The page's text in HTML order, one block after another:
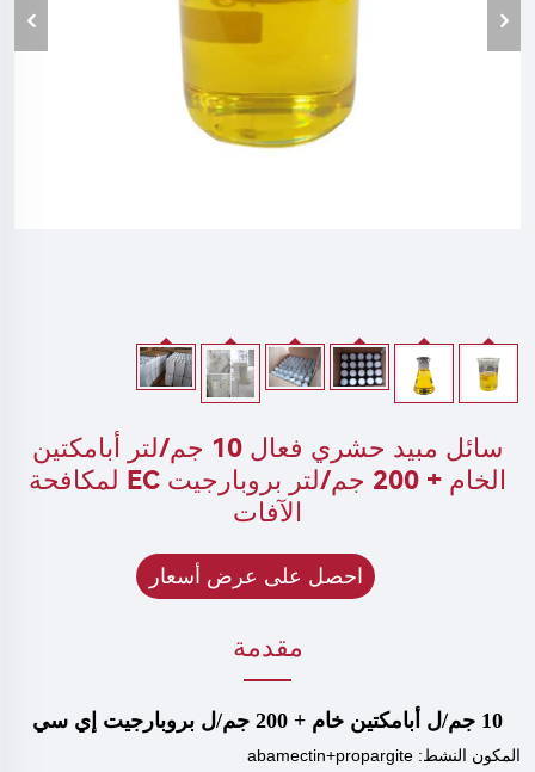
سائل مبيد حشري فعال 10 جم/لتر أبامكتين
الخام + 200 جم/لتر بروبارجيت EC لمكافحة
الآفات
احصل على عرض أسعار
مقدمة
10 جم/ل أبامكتين خام + 200 جم/ل بروبارجيت إي سي
المكون النشط: abamectin+propargite